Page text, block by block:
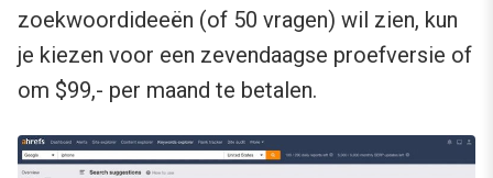
zoekwoordideeën (of 50 vragen) wil zien, kun
je kiezen voor een zevendaagse proefversie of
om ​​$99,- per maand te betalen.